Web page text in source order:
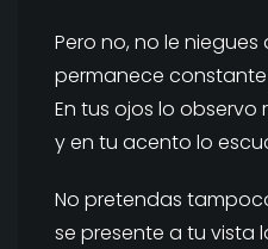
Pero no, no le
permanece
En tus ojos lo observo
y en tu acento lo
No pretendas
se presente a tu vista